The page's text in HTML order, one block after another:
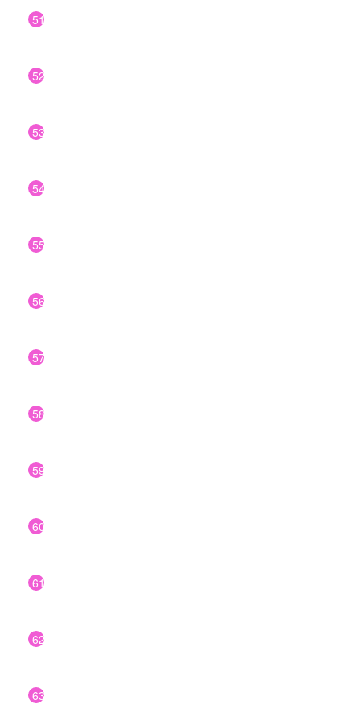
51
52
53
54
55
56
57
58
59
60
61
62
63